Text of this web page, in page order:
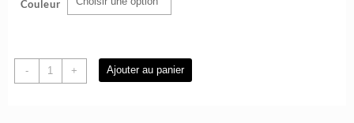
initial
actuel
Couleur
-
quantité
de
+ Ajouter au panier